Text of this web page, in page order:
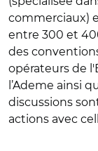
commerciaux)
entre 300 et
des
opérateurs de
l’Ademe ainsi
discussions
actions avec